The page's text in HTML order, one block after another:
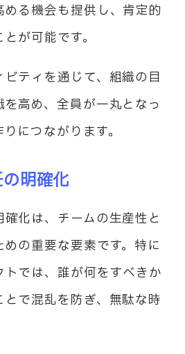
る機会も提供し、肯定的
が可能です。
ティを通じて、組織の目
高め、全員が一丸となっ
につながります。
明確化
化は、チームの生産性と
の重要な要素です。特に
では、誰が何をすべきか
で混乱を防ぎ、無駄な時